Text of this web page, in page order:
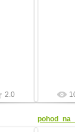
2.0